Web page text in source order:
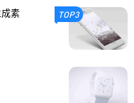
素
TOP3